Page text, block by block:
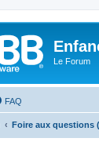
Le Forum
FAQ
Foire aux questions